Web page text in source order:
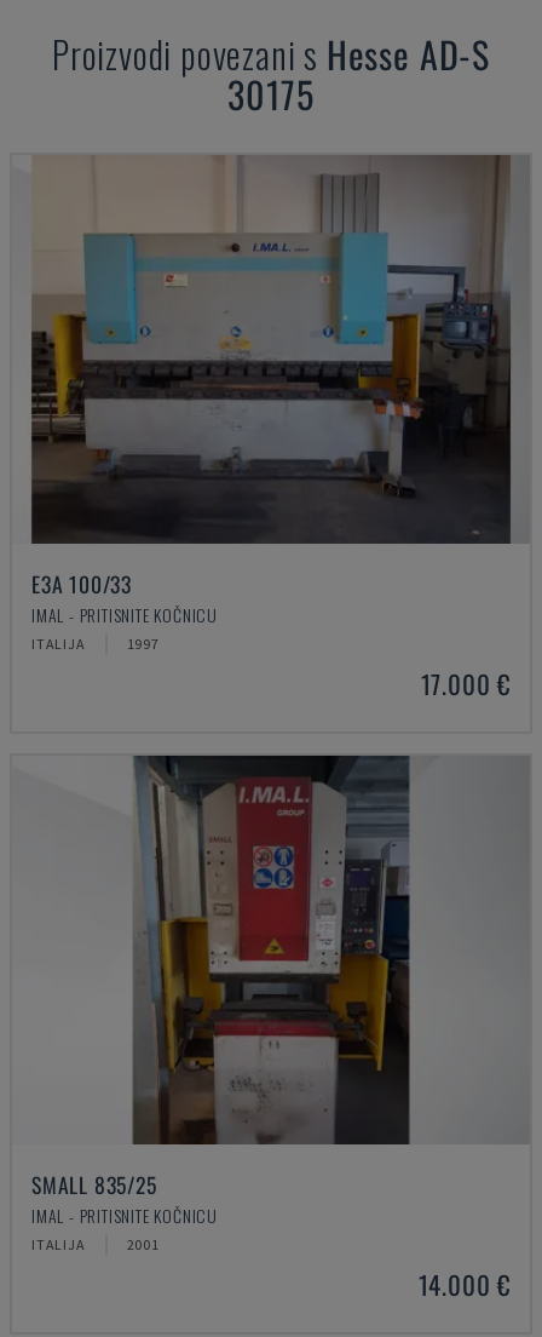
Proizvodi povezani s Hesse AD-S
30175
E3A 100/33
IMAL - PRITISNITE KOČNICU
ITALIJA 1997
17.000 €
SMALL 835/25
IMAL - PRITISNITE KOČNICU
ITALIJA 2001
14.000 €